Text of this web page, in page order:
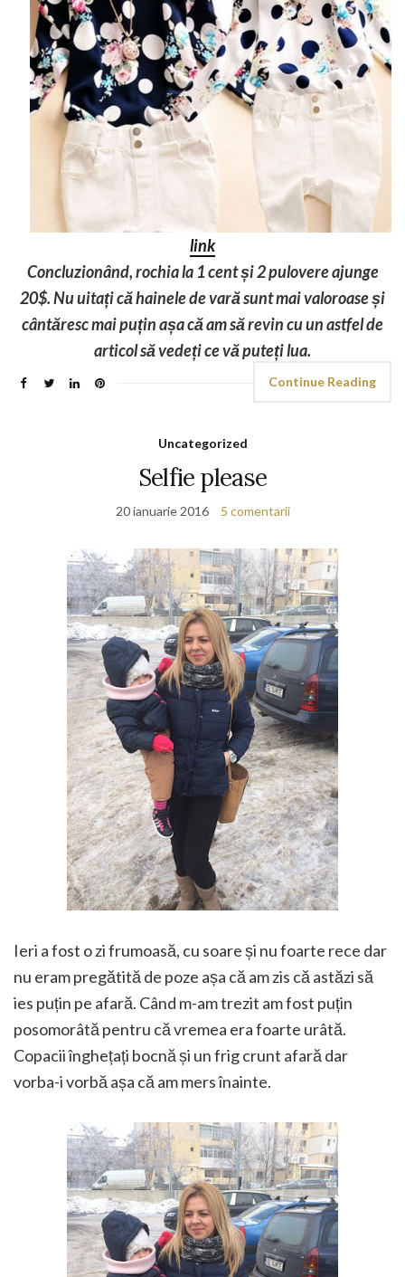
link
Concluzionând, rochia la 1 cent și 2 pulovere ajunge
20$. Nu uitați că hainele de vară sunt mai valoroase și
cântăresc mai puțin așa că am să revin cu un astfel de
articol să vedeți ce vă puteți lua.
Continue Reading
Uncategorized
Selfie please
20 ianuarie 2016 5 comentarii
Ieri a fost o zi frumoasă, cu soare și nu foarte rece dar
nu eram pregătită de poze așa că am zis că astăzi să
ies puțin pe afară. Când m-am trezit am fost puțin
posomorâtă pentru că vremea era foarte urâtă.
Copacii înghețați bocnă și un frig crunt afară dar
vorba-i vorbă așa că am mers înainte.